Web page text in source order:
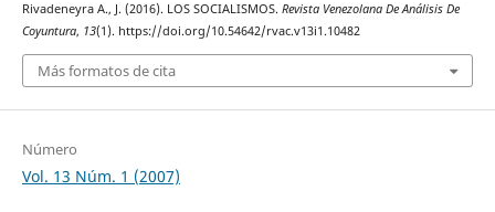
Rivadeneyra A., J. (2016). LOS SOCIALISMOS. Revista Venezolana De Análisis De
Coyuntura, 13(1). https://doi.org/10.54642/rvac.v13i1.10482
Más formatos de cita
Número
Vol. 13 Núm. 1 (2007)